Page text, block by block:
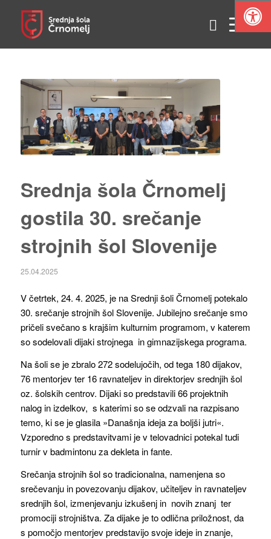
Srednja šola Črnomelj
gostila 30. srečanje
strojnih šol Slovenije
25.04.2025
V četrtek, 24. 4. 2025, je na Srednji šoli Črnomelj potekalo
30. srečanje strojnih šol Slovenije. Jubilejno srečanje smo
pričeli svečano s krajšim kulturnim programom, v katerem
so sodelovali dijaki strojnega in gimnazijskega programa.
Na šoli se je zbralo 272 sodelujočih, od tega 180 dijakov,
76 mentorjev ter 16 ravnateljev in direktorjev srednjih šol
oz. šolskih centrov. Dijaki so predstavili 66 projektnih
nalog in izdelkov, s katerimi so se odzvali na razpisano
temo, ki se je glasila »Današnja ideja za boljši jutri«.
Vzporedno s predstavitvami je v telovadnici potekal tudi
turnir v badmintonu za dekleta in fante.
Srečanja strojnih šol so tradicionalna, namenjena so
srečevanju in povezovanju dijakov, učiteljev in ravnateljev
srednjih šol, izmenjevanju izkušenj in novih znanj ter
promociji strojništva. Za dijake je to odlična priložnost, da
s pomočjo mentorjev predstavijo svoje ideje in znanje,